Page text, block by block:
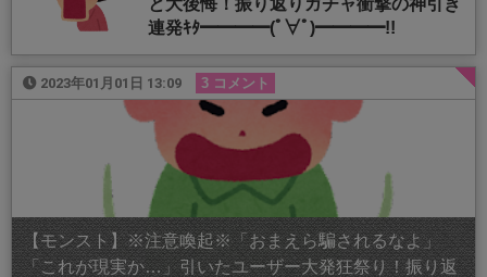
と大後悔！振り返りガチャ衝撃の神引き
連発ｷﾀ━━━━(ﾟ∀ﾟ)━━━━!!
2023年01月01日 13:09 3 コメント
【モンスト】※注意喚起※「おまえら騙されるなよ」
「これが現実か…」引いたユーザー大発狂祭り！振り返